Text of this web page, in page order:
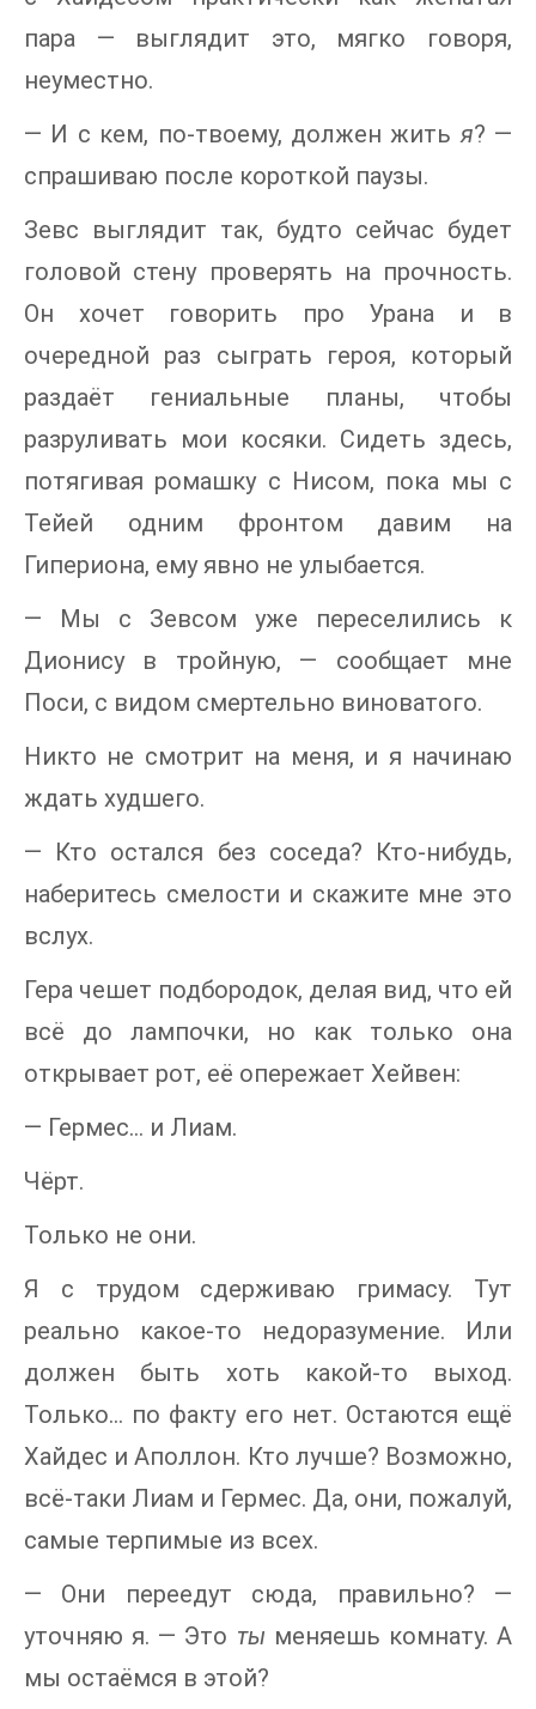
пара — выглядит это, мягко говоря,
неуместно.
— И с кем, по-твоему, должен житья? —
спрашиваю после короткой паузы.
Зевс выглядит так, будто сейчас будет
головой стену проверять на прочность.
Он хочет говорить про Урана и в
очередной раз сыграть героя, который
раздаёт гениальные планы, чтобы
разруливать мои косяки. Сидеть здесь,
потягивая ромашку с Нисом, пока мы с
Тейей одним фронтом давим на
Гипериона, ему явно не улыбается.
— Мы с Зевсом уже переселились к
Дионису в тройную, — сообщает мне
Поси, с видом смертельно виноватого.
Никто не смотрит на меня, и я начинаю
ждать худшего.
— Кто остался без соседа? Кто-нибудь,
наберитесь смелости и скажите мне это
вслух.
Гера чешет подбородок, делая вид, что ей
всё до лампочки, но как только она
открывает рот, её опережает Хейвен:
— Гермес… и Лиам.
Чёрт.
Только не они.
Я с трудом сдерживаю гримасу. Тут
реально какое-то недоразумение. Или
должен быть хоть какой-то выход.
Только… по факту его нет. Остаются ещё
Хайдес и Аполлон. Кто лучше? Возможно,
всё-таки Лиам и Гермес. Да, они, пожалуй,
самые терпимые из всех.
— Они переедут сюда, правильно? —
уточняю я. — Это ты меняешь комнату. А
мы остаёмся в этой?